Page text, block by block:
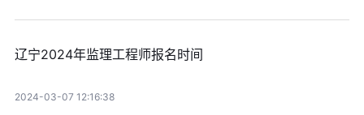
辽宁2024年监理工程师报名时间
2024-03-07 12:16:38